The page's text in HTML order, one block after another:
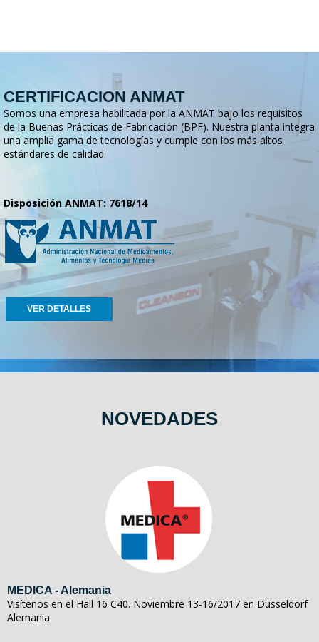
CERTIFICACION ANMAT
Somos una empresa habilitada por la ANMAT bajo los requisitos
de la Buenas Prácticas de Fabricación (BPF). Nuestra planta integra
una amplia gama de tecnologías y cumple con los más altos
estándares de calidad.
Disposición ANMAT: 7618/14
VER DETALLES
NOVEDADES
MEDICA - Alemania
Visítenos en el Hall 16 C40. Noviembre 13-16/2017 en Dusseldorf
Alemania